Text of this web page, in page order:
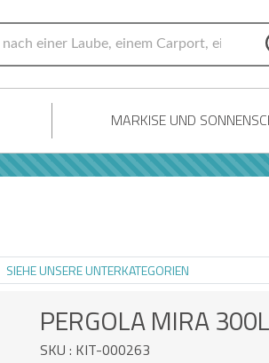
MARKISE UND
SIEHE UNSERE UNTERKATEGORIEN
PERGOLA MIRA
SKU : KIT-000263